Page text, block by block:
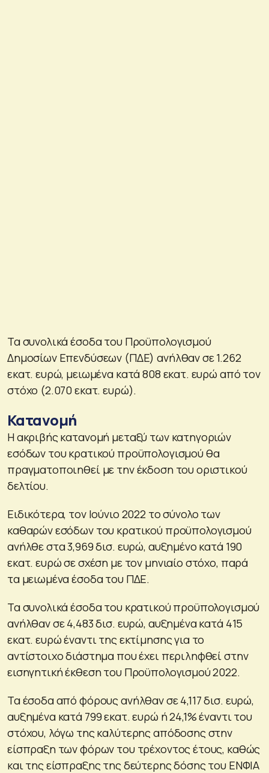
Τα συνολικά έσοδα του Προϋπολογισμού
Δημοσίων Επενδύσεων (ΠΔΕ) ανήλθαν σε 1.262
εκατ. ευρώ, μειωμένα κατά 808 εκατ. ευρώ από τον
στόχο (2.070 εκατ. ευρώ).
Κατανομή
Η ακριβής κατανομή μεταξύ των κατηγοριών
εσόδων του κρατικού προϋπολογισμού θα
πραγματοποιηθεί με την έκδοση του οριστικού
δελτίου.
Ειδικότερα, τον Ιούνιο 2022 το σύνολο των
καθαρών εσόδων του κρατικού προϋπολογισμού
ανήλθε στα 3,969 δισ. ευρώ, αυξημένο κατά 190
εκατ. ευρώ σε σχέση με τον μηνιαίο στόχο, παρά
τα μειωμένα έσοδα του ΠΔΕ.
Τα συνολικά έσοδα του κρατικού προϋπολογισμού
ανήλθαν σε 4,483 δισ. ευρώ, αυξημένα κατά 415
εκατ. ευρώ έναντι της εκτίμησης για το
αντίστοιχο διάστημα που έχει περιληφθεί στην
εισηγητική έκθεση του Προϋπολογισμού 2022.
Τα έσοδα από φόρους ανήλθαν σε 4,117 δισ. ευρώ,
αυξημένα κατά 799 εκατ. ευρώ ή 24,1% έναντι του
στόχου, λόγω της καλύτερης απόδοσης στην
είσπραξη των φόρων του τρέχοντος έτους, καθώς
και της είσπραξης της δεύτερης δόσης του ΕΝΦΙΑ